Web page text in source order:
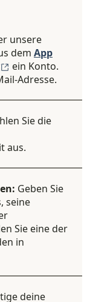
unsere
Fenster
dem App
geöffnet)
(wird in einem
ein Konto.
Adresse.
Sie die
aus.
Geben Sie
seine
Sie eine der
in
deine